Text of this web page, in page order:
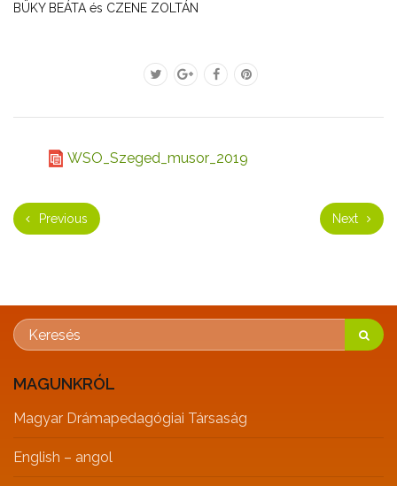
BÜKY BEÁTA és CZENE ZOLTÁN
WSO_Szeged_musor_2019
Previous Next
MAGUNKRÓL
Magyar Drámapedagógiai Társaság
English – angol